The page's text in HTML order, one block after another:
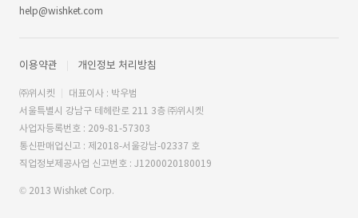
help@wishket.com
이용약관 개인정보 처리방침
㈜위시켓
대표이사 : 박우범
서울특별시 강남구 테헤란로 211 3층 ㈜위시켓
사업자등록번호 : 209-81-57303
통신판매업신고 : 제2018-서울강남-02337 호
직업정보제공사업 신고번호 : J1200020180019
© 2013 Wishket Corp.